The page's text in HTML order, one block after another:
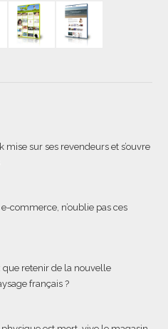
mise sur ses revendeurs et s’ouvre
commerce, n’oublie pas ces
que retenir de la nouvelle
français ?